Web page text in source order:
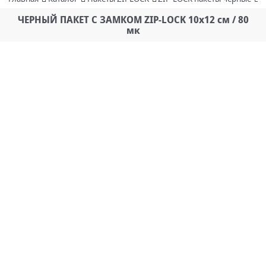
ЧЕРНЫЙ ПАКЕТ С ЗАМКОМ ZIP-LOCK 10х12 см / 80
мк